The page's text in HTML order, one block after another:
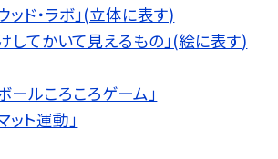
ッド・ラボ」(立体に表す)
してかいて見えるもの」(絵に表す)
ールころころゲーム」
ット運動」